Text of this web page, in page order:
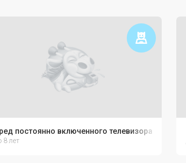
постоянно включенного телевизора
8 лет